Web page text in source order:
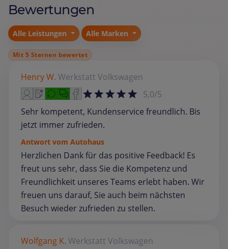
Bewertungen
Alle Leistungen Alle Marken
Mit 5 Sternen bewertet
Henry W. Werkstatt Volkswagen
5,0/5
Sehr kompetent, Kundenservice freundlich. Bis
jetzt immer zufrieden.
Antwort vom Autohaus
Herzlichen Dank für das positive Feedback! Es
freut uns sehr, dass Sie die Kompetenz und
Freundlichkeit unseres Teams erlebt haben. Wir
freuen uns darauf, Sie auch beim nächsten
Besuch wieder zufrieden zu stellen.
Wolfgang K. Werkstatt Volkswagen